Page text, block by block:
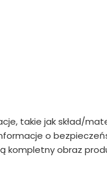
takie jak skład/
o
kompletny obraz